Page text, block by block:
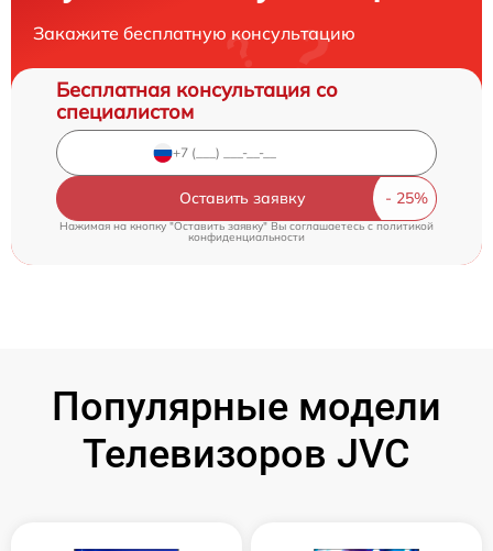
Закажите бесплатную консультацию
Бесплатная консультация со
специалистом
Оставить заявку
Нажимая на кнопку "Оставить заявку" Вы соглашаетесь cполитикой
конфиденциальности
Популярные модели
Телевизоров JVC